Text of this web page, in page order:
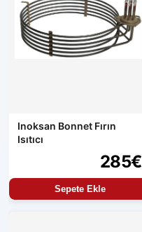
Inoksan Bonnet Fırın
Isıtıcı
285€
Sepete Ekle